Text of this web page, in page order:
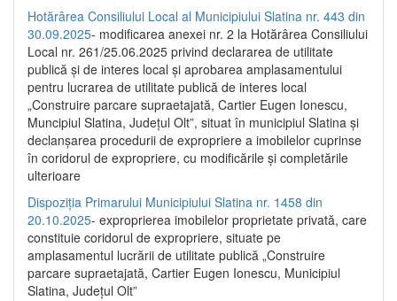
Hotărârea Consiliului Local al Municipiului Slatina nr. 443 din
30.09.2025- modificarea anexei nr. 2 la Hotărârea Consiliului
Local nr. 261/25.06.2025 privind declararea de utilitate
publică şi de interes local şi aprobarea amplasamentului
pentru lucrarea de utilitate publică de interes local
„Construire parcare supraetajată, Cartier Eugen Ionescu,
Muncipiul Slatina, Judeţul Olt”, situat în municipiul Slatina şi
declanşarea procedurii de expropriere a imobilelor cuprinse
în coridorul de expropriere, cu modificările şi completările
ulterioare
Dispoziția Primarului Municipiului Slatina nr. 1458 din
20.10.2025- exproprierea imobilelor proprietate privată, care
constituie coridorul de expropriere, situate pe
amplasamentul lucrării de utilitate publică „Construire
parcare supraetajată, Cartier Eugen Ionescu, Municipiul
Slatina, Județul Olt”